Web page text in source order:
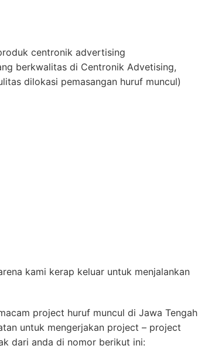
centronik advertising
berkwalitas di Centronik Advetising,
dilokasi pemasangan huruf muncul)
kami kerap keluar untuk menjalankan
project huruf muncul di Jawa Tengah
untuk mengerjakan project – project
dari anda di nomor berikut ini: